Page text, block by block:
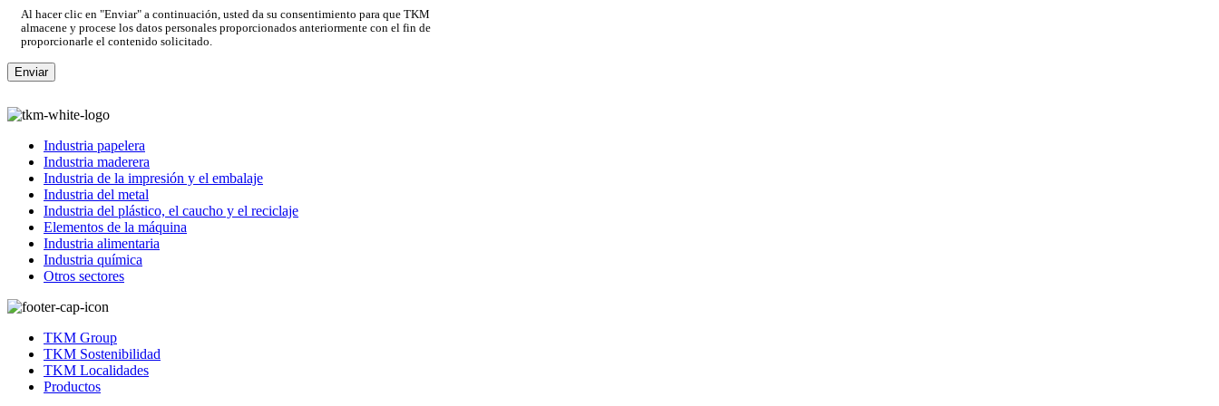
Al hacer clic en "Enviar" a continuación, usted da su consentimiento para que TKM
almacene y procese los datos personales proporcionados anteriormente con el fin de
proporcionarle el contenido solicitado.
Industria papelera
Industria maderera
Industria de la impresión y el embalaje
Industria del metal
Industria del plástico, el caucho y el reciclaje
Elementos de la máquina
Industria alimentaria
Industria química
Otros sectores
TKM Group
TKM Sostenibilidad
TKM Localidades
Productos